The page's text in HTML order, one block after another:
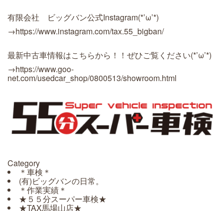
有限会社 ビッグバン公式Instagram(*’ω’*)
→https://www.instagram.com/tax.55_bigban/
最新中古車情報はこちらから！！ぜひご覧ください(*’ω’*)
→https://www.goo-
net.com/usedcar_shop/0800513/showroom.html
Category
＊車検＊
(有)ビッグバンの日常。
＊作業実績＊
★５５分スーパー車検★
★TAX馬場山店★